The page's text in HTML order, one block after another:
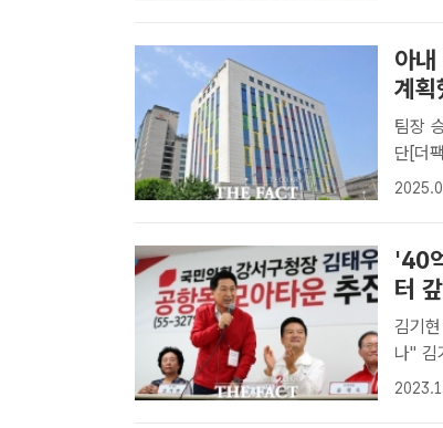
아
계획
팀장 승진
단[더
준 경
'40
터
김기
나" 김기현 국민의힘 대표가 2일 오전 서울 강서구 공항동모아타운추진위원
회 사